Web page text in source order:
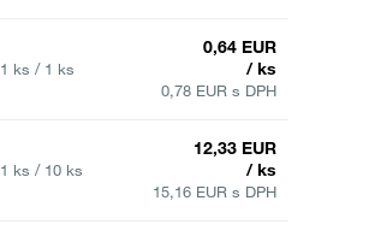
1 ks / 1 ks
0,64 EUR
/ ks
0,78 EUR s DPH
1 ks / 10 ks
12,33 EUR
/ ks
15,16 EUR s DPH